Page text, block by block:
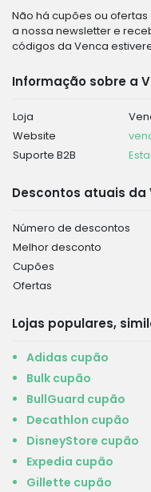
Não há cupões ou
a nossa newsletter e
códigos da Venca
Informação sobre a
Loja
Website
Suporte B2B
Descontos atuais da
Número de descontos
Melhor desconto
Cupões
Ofertas
Lojas populares,
Adidas cupão
Bulk cupão
BullGuard cupão
Decathlon cupão
DisneyStore cupão
Expedia cupão
Gillette cupão